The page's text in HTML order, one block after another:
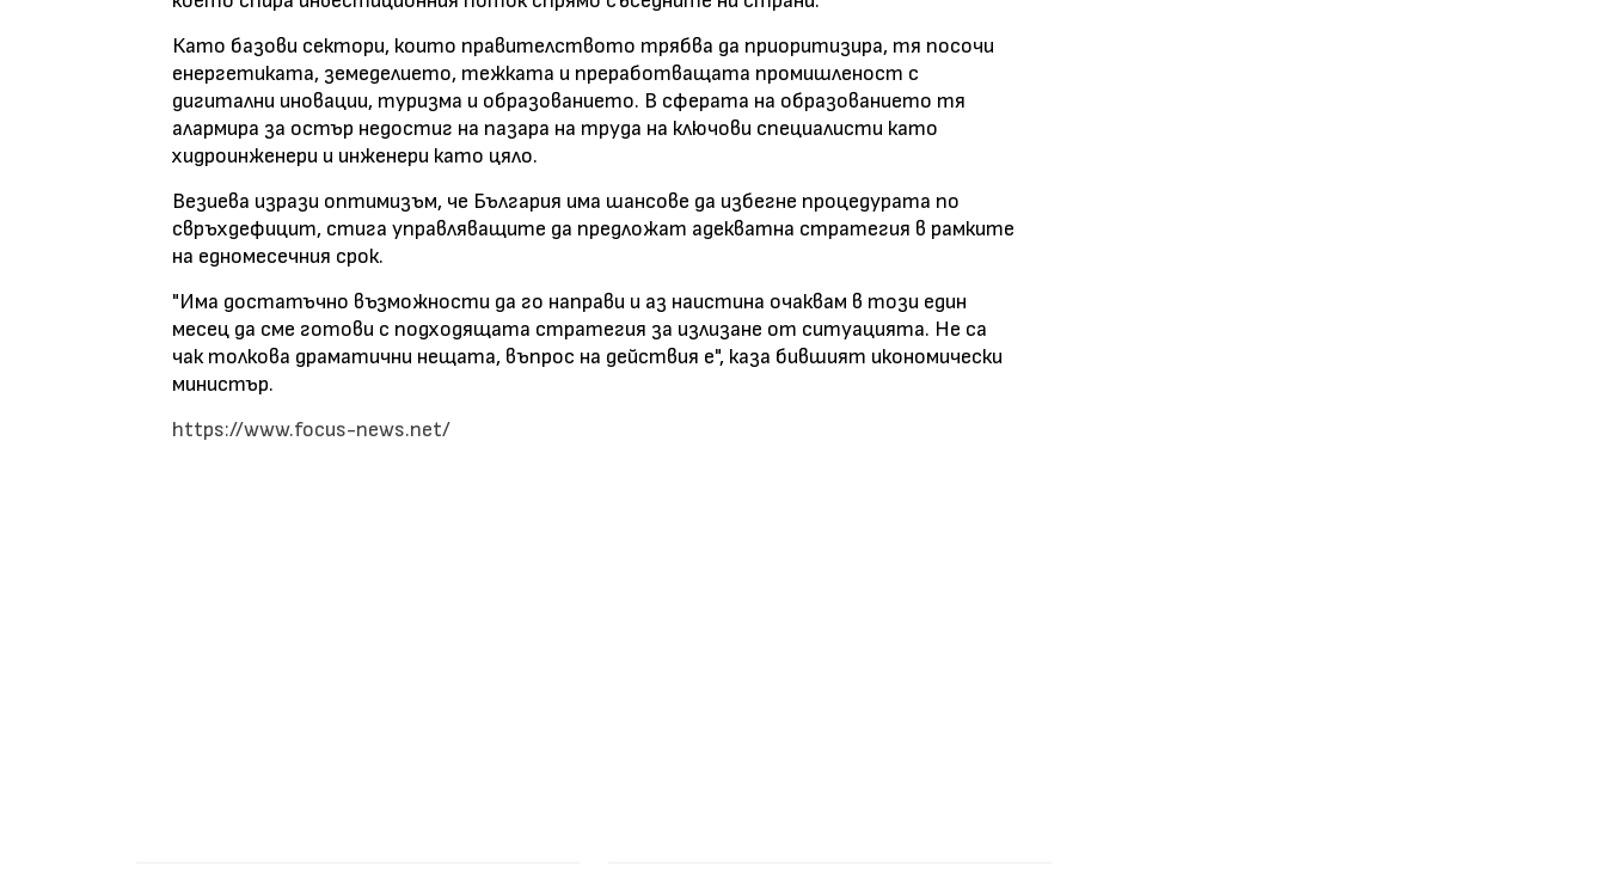
Като базови сектори, които правителството трябва да приоритизира, тя посочи
енергетиката, земеделието, тежката и преработващата промишленост с
дигитални иновации, туризма и образованието. В сферата на образованието тя
алармира за остър недостиг на пазара на труда на ключови специалисти като
хидроинженери и инженери като цяло.
Везиева изрази оптимизъм, че България има шансове да избегне процедурата по
свръхдефицит, стига управляващите да предложат адекватна стратегия в рамките
на едномесечния срок.
"Има достатъчно възможности да го направи и аз наистина очаквам в този един
месец да сме готови с подходящата стратегия за излизане от ситуацията. Не са
чак толкова драматични нещата, въпрос на действия е", каза бившият икономически
министър.
https://www.focus-news.net/